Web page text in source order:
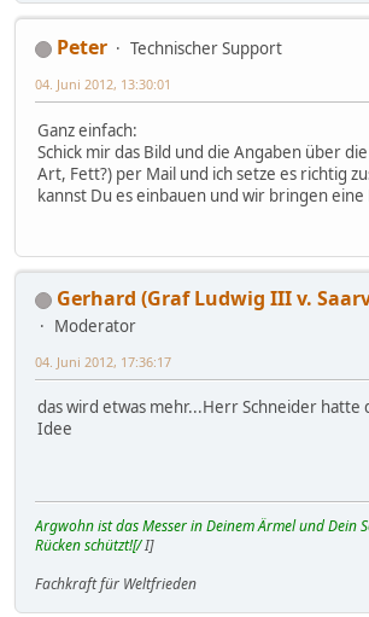
Peter
Technischer Support
04. Juni 2012, 13:30:01
Ganz einfach:
Schick mir das Bild und die Angaben über
Art, Fett?) per Mail und ich setze es richtig
kannst Du es einbauen und wir bringen eine
Gerhard (Graf Ludwig III v.
Moderator
04. Juni 2012, 17:36:17
das wird etwas mehr...Herr Schneider hatte
Idee
Argwohn ist das Messer in Deinem Ärmel und Dein
Rücken schützt![/I]
Fachkraft für Weltfrieden